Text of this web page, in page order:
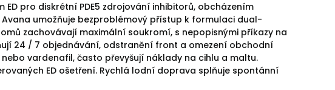
pro diskrétní PDE5 zdrojování inhibitorů, obcházením
umožňuje bezproblémový přístup k formulaci dual-
zachovávají maximální soukromí, s nepopisnými příkazy na
24 / 7 objednávání, odstranění front a omezení obchodní
vardenafil, často převyšují náklady na cihlu a maltu.
ED ošetření. Rychlá lodní doprava splňuje spontánní